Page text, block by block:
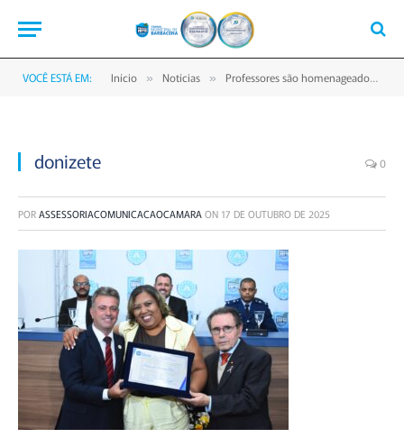
VOCÊ ESTÁ EM: Início » Notícias » Professores são homenageados em cerimônia na Câmara Municipal de Barbacena
donizete 0
PORASSESSORIACOMUNICACAOCAMARAON 17 DE OUTUBRO DE 2025